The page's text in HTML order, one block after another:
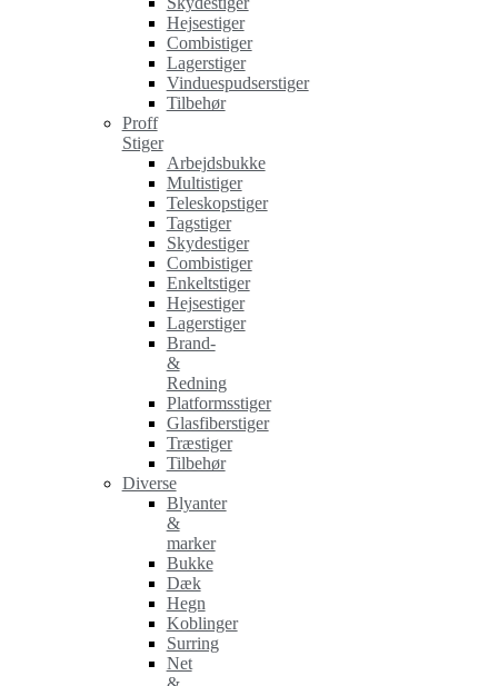
Hejsestiger
Combistiger
Lagerstiger
Vinduespudserstiger
Tilbehør
Proff
Stiger
Arbejdsbukke
Multistiger
Teleskopstiger
Tagstiger
Skydestiger
Combistiger
Enkeltstiger
Hejsestiger
Lagerstiger
Brand-
&
Redning
Platformsstiger
Glasfiberstiger
Træstiger
Tilbehør
Diverse
Blyanter
&
marker
Bukke
Dæk
Hegn
Koblinger
Surring
Net